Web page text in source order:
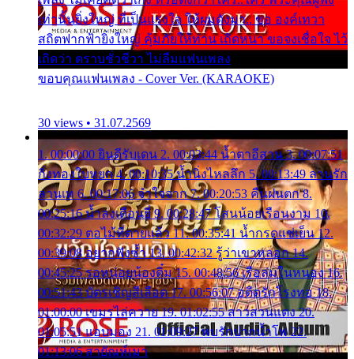
เท่านั้นยิ่งใหญ่ ที่เป็นแรงใจ ให้ผมดังมา.. ขอ องค์เทวา
สถิตฟากฟ้ายิ่งใหญ่ คุ้มภัยให้ท่าน เถิดหนา ขอจงเชื่อใจ ไว้
เถิดว่า ตราบชั่วชีวา ไม่ลืมแฟนเพลง
ขอบคุณแฟนเพลง - Cover Ver. (KARAOKE)
30 views • 31.07.2569
1. 00:00:00 ยินดีรับเดน 2. 00:03:44 น้ำตาอีสาน 3. 00:07:51
กิ่งทองใบหยก 4. 00:10:35 น้ำนิ่งไหลลึก 5. 00:13:49 ลานรัก
ลานเท 6. 00:17:06 จำใจจาก 7. 00:20:53 คืนฝนตก 8.
00:25:16 น้ำลงเดือนยี่ 9. 00:28:47 โสนน้อยเรือนงาม 10.
00:32:29 ตอไม้ที่ตายแล้ว 11. 00:35:41 น้ำกรดแช่เย็น 12.
00:39:08 อยากฟังซ้ำ 13. 00:42:32 รู้ว่าเขาหลอก 14.
00:45:25 รอหน่อยน้องติ๋ม 15. 00:48:56 เรือล่มในหนอง 16.
00:51:43 บัตรเชิญสีเลือด 17. 00:56:07 อดีตรักโรงทอ 18.
01:00:00 เขมรไล่ควาย 19. 01:02:55 สาวสวนแตง 20.
01:05:51 แอบมอง 21. 01:09:27 พบรักปากน้ำโพ 22.
01:13:06 สายัณห์เมา